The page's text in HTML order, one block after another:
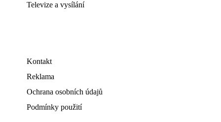
Televize a vysílání
Kontakt
Reklama
Ochrana osobních údajů
Podmínky použití